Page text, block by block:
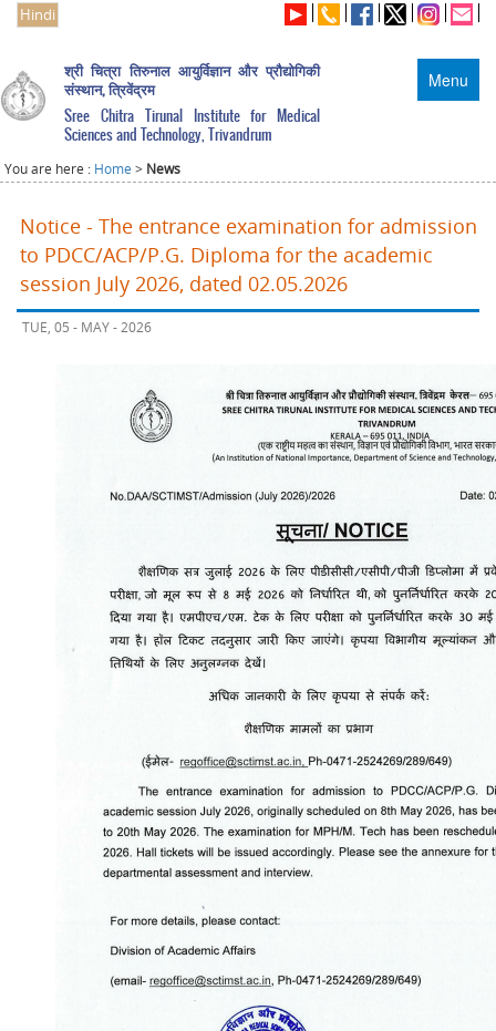
Hindi
Menu
श्री चित्रा तिरुनाल आयुर्विज्ञान और प्रौद्योगिकी
संस्थान, त्रिवेंद्रम
Sree Chitra Tirunal Institute for Medical
Sciences and Technology, Trivandrum
You are here : Home > News
Notice - The entrance examination for admission
to PDCC/ACP/P.G. Diploma for the academic
session July 2026, dated 02.05.2026
TUE, 05 - MAY - 2026